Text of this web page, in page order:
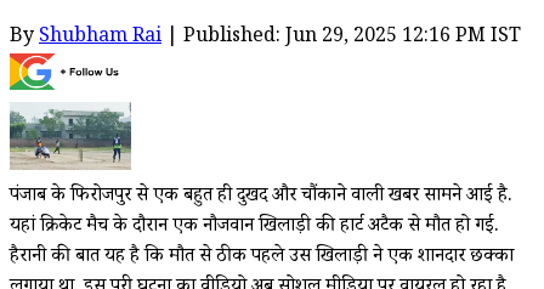
ByShubham Rai | Published: Jun 29, 2025 12:16 PM IST
पंजाब के फिरोजपुर से एक बहुत ही दुखद और चौंकाने वाली खबर सामने आई है.
यहां क्रिकेट मैच के दौरान एक नौजवान खिलाड़ी की हार्ट अटैक से मौत हो गई.
हैरानी की बात यह है कि मौत से ठीक पहले उस खिलाड़ी ने एक शानदार छक्का